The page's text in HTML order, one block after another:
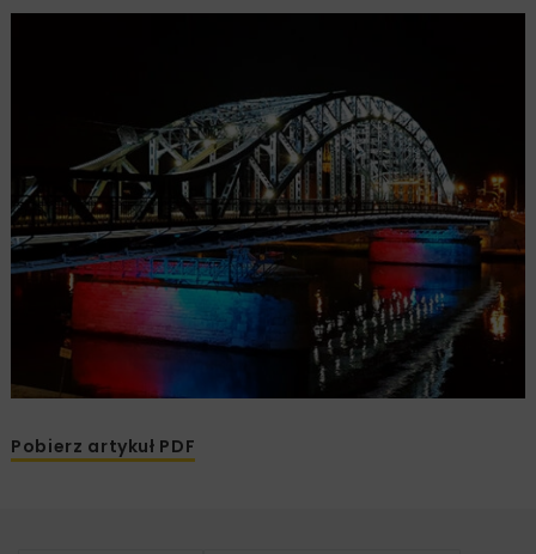
Pobierz artykuł PDF